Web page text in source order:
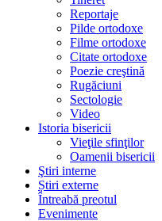
Reportaje
Pilde ortodoxe
Filme ortodoxe
Citate ortodoxe
Poezie creştină
Rugăciuni
Sectologie
Video
Istoria bisericii
Vieţile sfinţilor
Oamenii bisericii
Ştiri interne
Știri externe
Întreabă preotul
Evenimente